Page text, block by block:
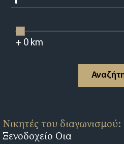
+ 0km
Νικητές του διαγωνισμού:
Ξενοδοχείο Οια